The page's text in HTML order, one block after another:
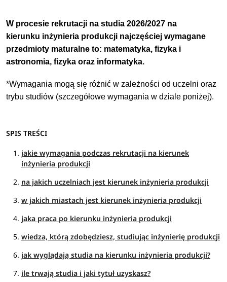
W procesie rekrutacji na studia 2026/2027 na
kierunku inżynieria produkcji najczęściej wymagane
przedmioty maturalne to: matematyka,fizyka i
astronomia, fizyka oraz informatyka.
*Wymagania mogą się różnić w zależności od uczelni oraz
trybu studiów (szczegółowe wymagania w dziale poniżej).
SPIS TREŚCI
jakie wymagania podczas rekrutacji na kierunek
inżynieria produkcji
na jakich uczelniach jest kierunek inżynieria produkcji
w jakich miastach jest kierunek inżynieria produkcji
jaka praca po kierunku inżynieria produkcji
wiedza, którą zdobędziesz, studiując inżynierię produkcji
jak wyglądają studia na kierunku inżynieria produkcji?
ile trwają studia i jaki tytuł uzyskasz?